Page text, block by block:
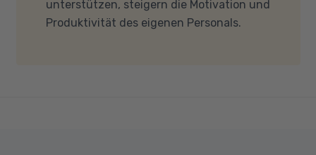
nicht blockieren. Bitte beachten Sie außerdem,
dass für eine reibungslose Übertragung eine
unterstützen, steigern die Motivation und
Produktivität des eigenen Personals.